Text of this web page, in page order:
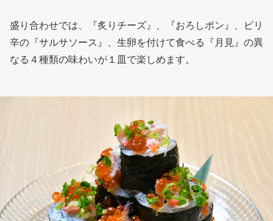
盛り合わせでは、『炙りチーズ』、『おろしポン』、ピリ
辛の『サルサソース』、生卵を付けて食べる『月見』の異
なる４種類の味わいが１皿で楽しめます。